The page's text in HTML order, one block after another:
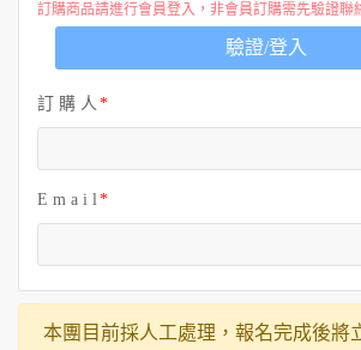
訂購商品請進行會員登入，非會員訂購需先驗證聯
驗證/登入
訂 購 人
E m a i l
本團目前採人工處理，報名完成後將